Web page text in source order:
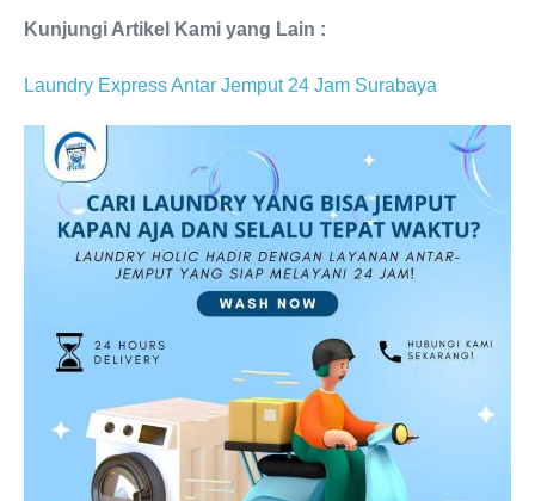
Kunjungi Artikel Kami yang Lain :
Laundry Express Antar Jemput 24 Jam Surabaya